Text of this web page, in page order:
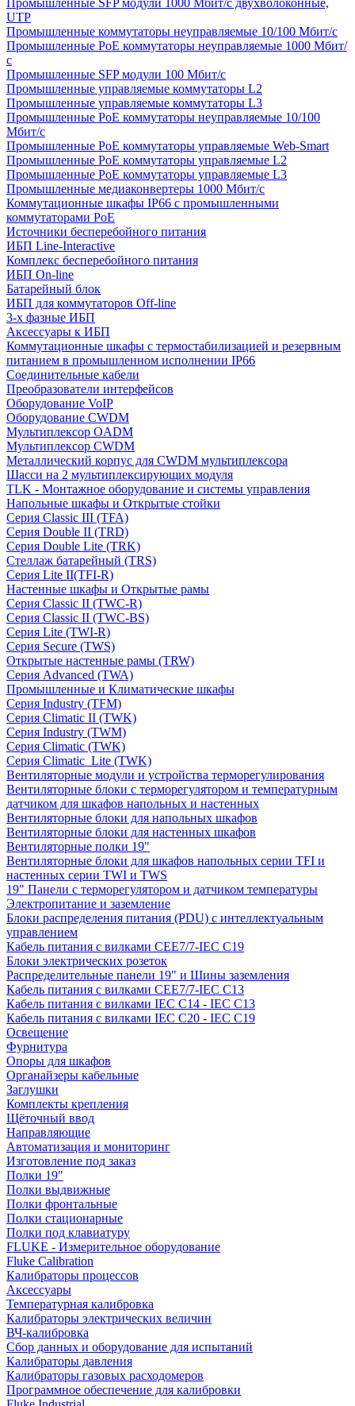
Промышленные SFP модули 1000 Мбит/c двухволоконные,
UTP
Промышленные коммутаторы неуправляемые 10/100 Мбит/с
Промышленные PoE коммутаторы неуправляемые 1000 Мбит/
с
Промышленные SFP модули 100 Мбит/c
Промышленные управляемые коммутаторы L2
Промышленные управляемые коммутаторы L3
Промышленные PoE коммутаторы неуправляемые 10/100
Мбит/с
Промышленные PoE коммутаторы управляемые Web-Smart
Промышленные PoE коммутаторы управляемые L2
Промышленные PoE коммутаторы управляемые L3
Промышленные медиаконвертеры 1000 Мбит/с
Коммутационные шкафы IP66 c промышленными
коммутаторами PoE
Источники бесперебойного питания
ИБП Line-Interactive
Комплекс бесперебойного питания
ИБП On-line
Батарейный блок
ИБП для коммутаторов Off-line
3-х фазные ИБП
Аксессуары к ИБП
Коммутационные шкафы с термостабилизацией и резервным
питанием в промышленном исполнении IP66
Соединительные кабели
Преобразователи интерфейсов
Оборудование VoIP
Оборудование CWDM
Мультиплекcор OADM
Мультиплексор CWDM
Металлический корпус для CWDM мультиплексора
Шасси на 2 мультиплексирующих модуля
TLK - Монтажное оборудование и системы управления
Напольные шкафы и Открытые стойки
Серия Classic III (TFA)
Серия Double II (TRD)
Серия Double Lite (TRK)
Стеллаж батарейный (TRS)
Серия Lite II(TFI-R)
Настенные шкафы и Открытые рамы
Серия Classic II (TWC-R)
Серия Classic II (TWC-BS)
Серия Lite (TWI-R)
Серия Secure (TWS)
Открытые настенные рамы (TRW)
Серия Advanced (TWA)
Промышленные и Климатические шкафы
Серия Industry (TFM)
Серия Climatic II (TWK)
Серия Industry (TWM)
Серия Climatic (TWK)
Серия Climatic_Lite (TWK)
Вентиляторные модули и устройства терморегулирования
Вентиляторные блоки с терморегулятором и температурным
датчиком для шкафов напольных и настенных
Вентиляторные блоки для напольных шкафов
Вентиляторные блоки для настенных шкафов
Вентиляторные полки 19"
Вентиляторные блоки для шкафов напольных серии TFI и
настенных серии TWI и TWS
19" Панели с терморегулятором и датчиком температуры
Электропитание и заземление
Блоки распределения питания (PDU) с интеллектуальным
управлением
Кабель питания с вилками CEE7/7-IEC C19
Блоки электрических розеток
Распределительные панели 19" и Шины заземления
Кабель питания с вилками CEE7/7-IEC C13
Кабель питания с вилками IEC C14 - IEC C13
Кабель питания с вилками IEC C20 - IEC C19
Освещение
Фурнитура
Опоры для шкафов
Органайзеры кабельные
Заглушки
Комплекты крепления
Щёточный ввод
Направляющие
Автоматизация и мониторинг
Изготовление под заказ
Полки 19"
Полки выдвижные
Полки фронтальные
Полки стационарные
Полки под клавиатуру
FLUKE - Измерительное оборудование
Fluke Calibration
Калибраторы процессов
Аксессуары
Температурная калибровка
Калибраторы электрических величин
ВЧ-калибровка
Сбор данных и оборудование для испытаний
Калибраторы давления
Калибраторы газовых расходомеров
Программное обеспечение для калибровки